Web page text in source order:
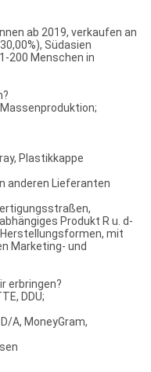
ab 2019, verkaufen an
Südasien
200 Menschen in
Plastikkappe
anderen Lieferanten
Produkt R u. d-
mit
Marketing- und
erbringen?
DDU;
A, MoneyGram,